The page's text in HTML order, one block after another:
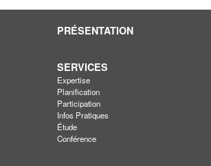
PRÉSENTATION
SERVICES
Expertise
Planification
Participation
Infos Pratiques
Étude
Conférence